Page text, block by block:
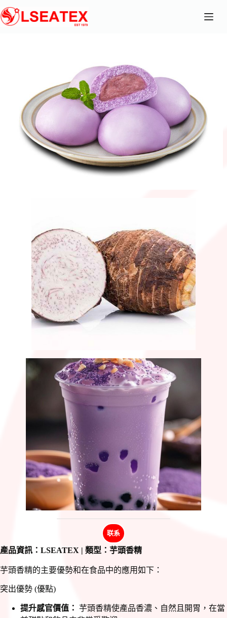
跳
至
联系
產品資訊：LSEATEX | 類型：芋頭香精
芋頭香精的主要優勢和在食品中的應用如下：
突出優勢 (優點)
提升感官價值： 芋頭香精使產品香濃、自然且開胃，在當